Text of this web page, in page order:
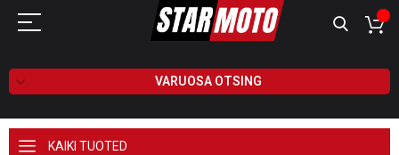
VARUOSA OTSING
KAIKI TUOTED